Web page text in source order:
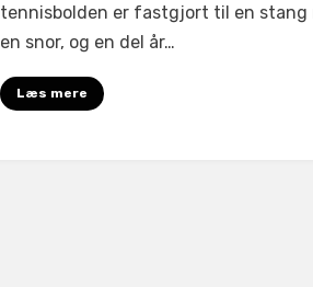
sjovt
tennisbolden er fastgjort til en stang
en snor, og en del år…
Læs mere